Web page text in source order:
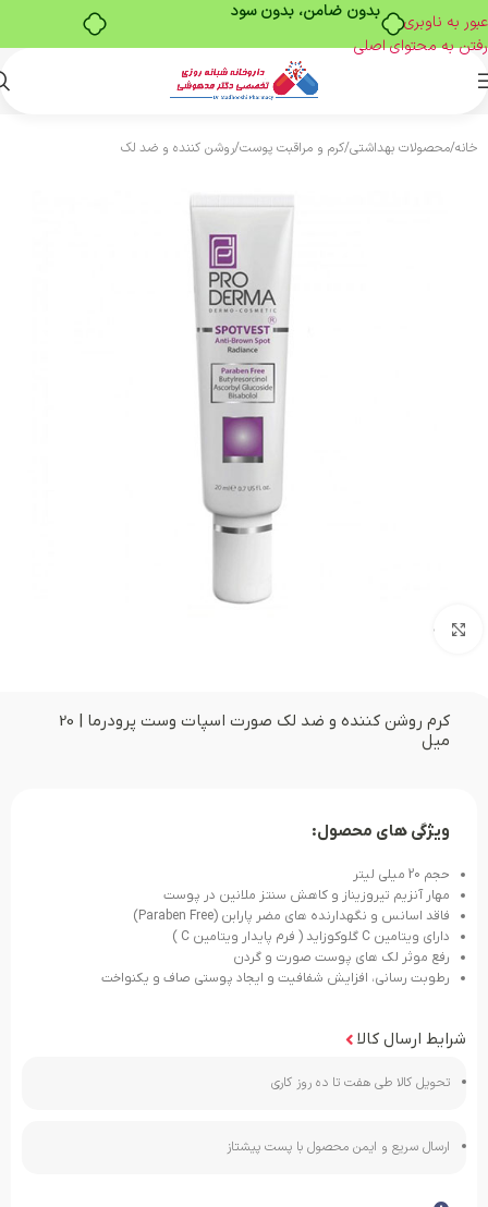
بدون ضامن، بدون سود
عبور به ناوبری
رفتن به محتوای اصلی
خانه/محصولات بهداشتی/کرم و مراقبت پوست/روشن کننده و ضد لک
بزرگنمایی تصویر
کرم روشن کننده و ضد لک صورت اسپات وست پرودرما | 20
میل
ویژگی های محصول:
حجم 20 میلی لیتر
مهار آنزیم تیروزیناز و کاهش سنتز ملانین در پوست
فاقد اسانس و نگهدارنده های مضر پارابن (Paraben Free)
دارای ویتامین C گلوکوزاید ( فرم پایدار ویتامین C )
رفع موثر لک های پوست صورت و گردن
رطوبت رسانی، افزایش شفافیت و ایجاد پوستی صاف و یکنواخت
شرایط ارسال کالا
تحویل کالا طی هفت تا ده روز کاری
ارسال سریع و ایمن محصول با پست پیشتاز